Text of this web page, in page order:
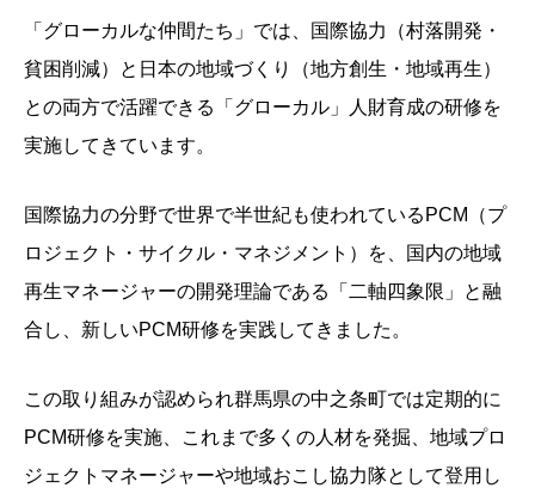
「グローカルな仲間たち」では、国際協力（村落開発・
貧困削減）と日本の地域づくり（地方創生・地域再生）
との両方で活躍できる「グローカル」人財育成の研修を
実施してきています。
国際協力の分野で世界で半世紀も使われているPCM（プ
ロジェクト・サイクル・マネジメント）を、国内の地域
再生マネージャーの開発理論である「二軸四象限」と融
合し、新しいPCM研修を実践してきました。
この取り組みが認められ群馬県の中之条町では定期的に
PCM研修を実施、これまで多くの人材を発掘、地域プロ
ジェクトマネージャーや地域おこし協力隊として登用し